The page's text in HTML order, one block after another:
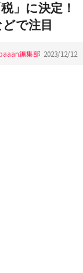
」に決定！
で注目
編集部 2023/12/12